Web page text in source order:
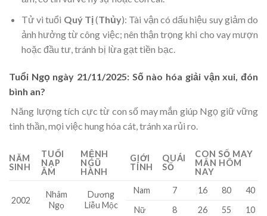
Tử vi tuổi Quý Tị(Thủy): Tài vận có dấu hiệu suy giảm do
ảnh hưởng từ công việc; nên thận trọng khi cho vay mượn
hoặc đầu tư, tránh bị lừa gạt tiền bạc.
Tuổi Ngọ ngày 21/11/2025: Số nào hóa giải vận xui, đón
bình an?
Năng lượng tích cực từ con số may mắn giúp Ngọ giữ vững
tinh thần, mọi việc hung hóa cát, tránh xa rủi ro.
NĂM
SINH
TUỔI
NẠP
ÂM
MỆNH
NGŨ
HÀNH
GIỚI
TÍNH
QUÁI
SỐ
CON SỐ MAY
MẮN HÔM
NAY
2002
Nhâm
Ngọ
Dương
Liễu Mộc
Nam 7 16 80
40
Nữ
8 26 55 10